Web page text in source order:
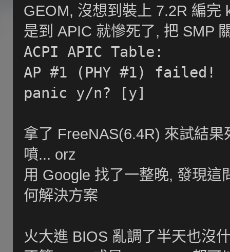
GEOM, 沒想到裝上 7.2R 編完
是到 APIC 就慘死了, 把 SMP
ACPI APIC Table:
AP #1 (PHY #1) failed!
panic y/n? [y]
拿了 FreeNAS(6.4R) 來試結
噴... orz
用 Google 找了一整晚, 發現
何解決方案
火大進 BIOS 亂調了半天也沒